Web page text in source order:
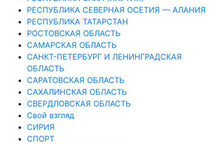
РЕСПУБЛИКА СЕВЕРНАЯ ОСЕТИЯ — АЛАНИЯ
РЕСПУБЛИКА ТАТАРСТАН
РОСТОВСКАЯ ОБЛАСТЬ
САМАРСКАЯ ОБЛАСТЬ
САНКТ-ПЕТЕРБУРГ И ЛЕНИНГРАДСКАЯ
ОБЛАСТЬ
САРАТОВСКАЯ ОБЛАСТЬ
САХАЛИНСКАЯ ОБЛАСТЬ
СВЕРДЛОВСКАЯ ОБЛАСТЬ
Свой взгляд
СИРИЯ
СПОРТ